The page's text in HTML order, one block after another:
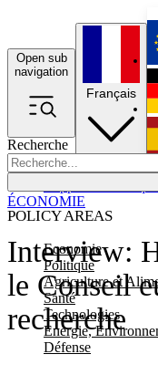
Open sub
navigation
Recherche
POLICY AREAS
Economie
Politique
Agriculture et
Santé
Technologies
Energie,
Défense
Français
Interview:
le Conseil
recherche
ÉCONOMIE